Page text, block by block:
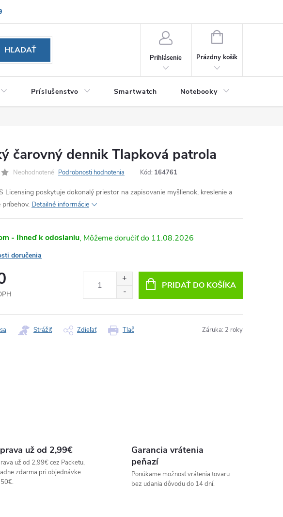
HĽADAŤ
Prihlásenie
NÁKUPNÝ
Prázdny košík
Príslušenstvo Smartwatch Notebooky
čarovný dennik Tlapková patrola
Neohodnotené Podrobnosti hodnotenia Kód: 164761
Licensing poskytuje dokonalý priestor na zapisovanie myšlienok, kreslenie a
príbehov. Detailné informácie
- Ihneď k odoslaniu 11.08.2026
doručenia
PRIDAŤ DO KOŠÍKA
Tlač
Strážiť Zdieľať Záruka: 2 roky
už od 2,99€
už od 2,99€ cez Packetu,
zdarma pri objednávke
Garancia vrátenia
peňazí
Ponúkame možnosť vrátenia tovaru
bez udania dôvodu do 14 dní.